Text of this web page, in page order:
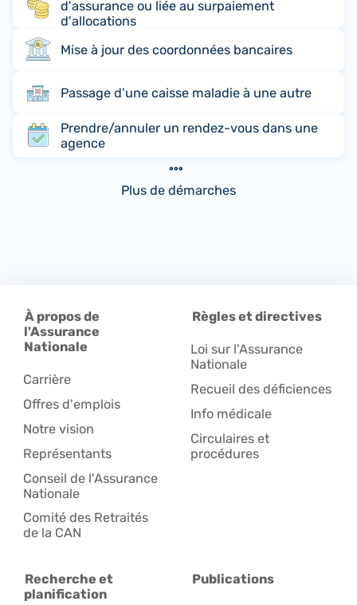
d'assurance ou liée au surpaiement
d'allocations
Mise à jour des coordonnées bancaires
Passage d'une caisse maladie à une autre
Prendre/annuler un rendez-vous dans une
agence
Plus de démarches
À propos de
l'Assurance
Nationale
Carrière
Offres d'emplois
Notre vision
Représentants
Conseil de l'Assurance
Nationale
Comité des Retraités
de la CAN
Règles et directives
Loi sur l'Assurance
Nationale
Recueil des déficiences
Info médicale
Circulaires et
procédures
Recherche et
planification
Publications